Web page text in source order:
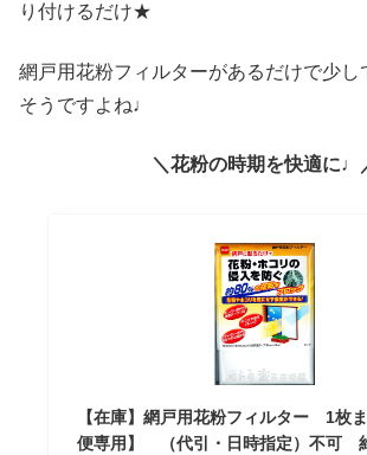
り付けるだけ★
網戸用花粉フィルターがあるだけで少し
そうですよね♩
＼花粉の時期を快適に♩
【在庫】網戸用花粉フィルター 1枚
便専用】 （代引・日時指定）不可